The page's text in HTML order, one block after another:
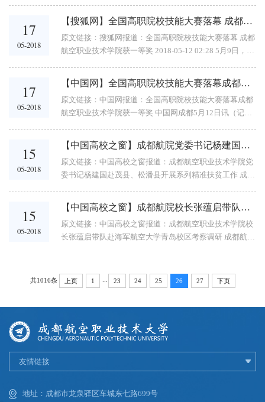
程学会（SAMPE）中国总会共同主办的第十届SAMPE超
轻复...
17
05-2018
【搜狐网】全国高职院校技能大赛落幕 成都航院获一等奖
原文链接：搜狐网报道：全国高职院校技能大赛落幕 成都
航空职业技术学院获一等奖 2018-05-12 02:28 5月9日，全
技术大学落下帷幕。成都航空职业技术学院教师周树...
17
05-2018
【中国网】全国高职院校技能大赛落幕成都航院获一等奖
原文链接：中国网报道：全国高职院校技能大赛落幕成都
航空职业技术学院获一等奖 中国网成都5月12日讯（记者
大赛在天津中德应用技术大学落下帷幕。成都航空职...
15
05-2018
【中国高校之窗】成都航院党委书记杨建国赴茂县、松潘县开展系列精准扶贫工作
原文链接：中国高校之窗报道：成都航空职业技术学院党
委书记杨建国赴茂县、松潘县开展系列精准扶贫工作 成都
列精准扶贫工作 www.gx211.com ...
15
05-2018
【中国高校之窗】成都航院校长张蕴启带队赴海军航空大学青岛校区考察调研
原文链接：中国高校之窗报道：成都航空职业技术学院校
长张蕴启带队赴海军航空大学青岛校区考察调研 成都航空
共1016条 上页 1 23 24 25 26 27 下页
友情链接
地址：成都市龙泉驿区车城东七路699号